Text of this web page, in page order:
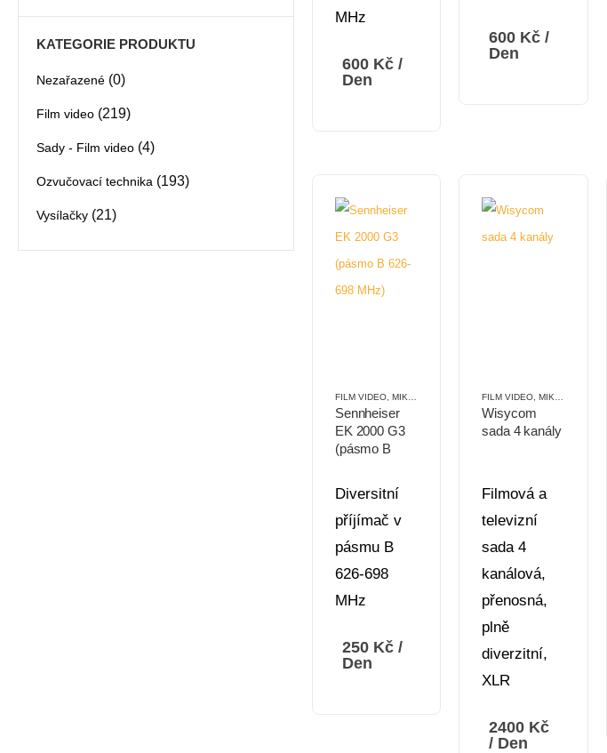
MHz
600 Kč /
Den
600 Kč /
Den
FILM VIDEO MIKROPORTY PŘENOSNÉ
Sennheiser
EK 2000 G3
(pásmo B
Diversitní
příjímač v
pásmu B
626-698
MHz
250 Kč /
Den
FILM VIDEO ,MIKROPORTY
Wisycom
sada 4 kanály
Filmová a
televizní
sada 4
kanálová,
přenosná,
plně
diverzitní,
XLR
2400 Kč
/ Den
KATEGORIE PRODUKTU
Nezařazené (0)
Film video (219)
Sady - Film video (4)
Ozvučovací technika (193)
Vysílačky (21)